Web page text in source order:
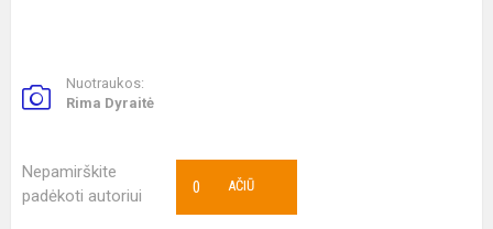
Nuotraukos:
Rima Dyraitė
Nepamirškite
padėkoti autoriui
AČIŪ
0